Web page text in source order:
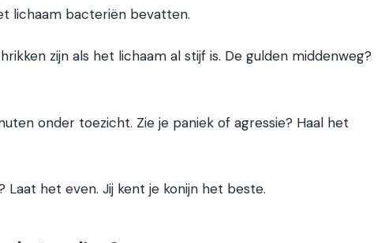
lichaam bacteriën bevatten.
zijn als het lichaam al stijf is. De gulden middenweg?
onder toezicht. Zie je paniek of agressie? Haal het
Laat het even. Jij kent je konijn het beste.